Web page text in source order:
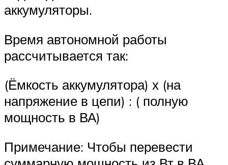
аккумуляторы.
Время автономной работы
рассчитывается так:
(Ёмкость аккумулятора) х (на
напряжение в цепи) : ( полную
мощность в ВА)
Примечание: Чтобы перевести